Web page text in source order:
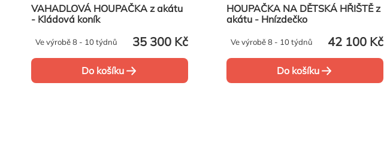
VAHADLOVÁ HOUPAČKA z akátu
- Kládová koník
35 300 Kč
Ve výrobě 8 - 10 týdnů
Do košíku
HOUPAČKA NA DĚTSKÁ HŘIŠTĚ z
akátu - Hnízdečko
42 100 Kč
Ve výrobě 8 - 10 týdnů
Do košíku